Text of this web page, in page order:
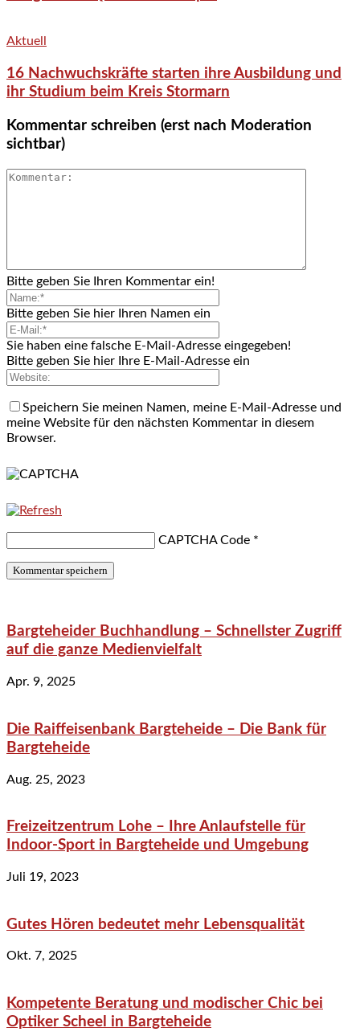
Aktuell
16 Nachwuchskräfte starten ihre Ausbildung und
ihr Studium beim Kreis Stormarn
Kommentar schreiben (erst nach Moderation
sichtbar)
Bitte geben Sie Ihren Kommentar ein!
Bitte geben Sie hier Ihren Namen ein
Sie haben eine falsche E-Mail-Adresse eingegeben!
Bitte geben Sie hier Ihre E-Mail-Adresse ein
Speichern Sie meinen Namen, meine E-Mail-Adresse und
meine Website für den nächsten Kommentar in diesem
Browser.
CAPTCHA Code *
Bargteheider Buchhandlung – Schnellster Zugriff
auf die ganze Medienvielfalt
Apr. 9, 2025
Die Raiffeisenbank Bargteheide – Die Bank für
Bargteheide
Aug. 25, 2023
Freizeitzentrum Lohe – Ihre Anlaufstelle für
Indoor-Sport in Bargteheide und Umgebung
Juli 19, 2023
Gutes Hören bedeutet mehr Lebensqualität
Okt. 7, 2025
Kompetente Beratung und modischer Chic bei
Optiker Scheel in Bargteheide